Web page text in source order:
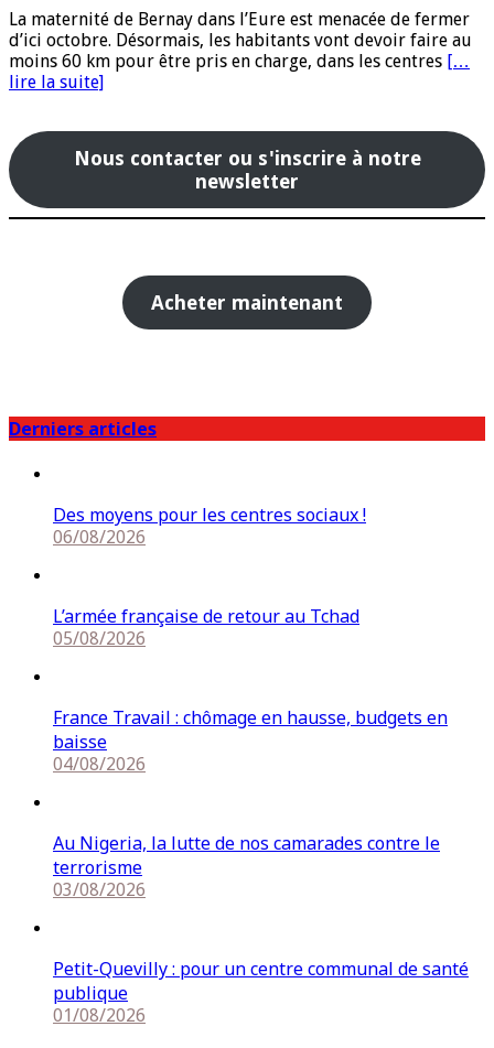
La maternité de Bernay dans l’Eure est menacée de fermer
d’ici octobre. Désormais, les habitants vont devoir faire au
moins 60 km pour être pris en charge, dans les centres […
lire la suite]
Nous contacter ou s'inscrire à notre
newsletter
Acheter maintenant
Derniers articles
Des moyens pour les centres sociaux !
06/08/2026
L’armée française de retour au Tchad
05/08/2026
France Travail : chômage en hausse, budgets en
baisse
04/08/2026
Au Nigeria, la lutte de nos camarades contre le
terrorisme
03/08/2026
Petit-Quevilly : pour un centre communal de santé
publique
01/08/2026